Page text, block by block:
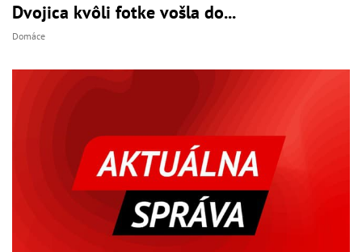
Dvojica kvôli fotke vošla do...
Domáce